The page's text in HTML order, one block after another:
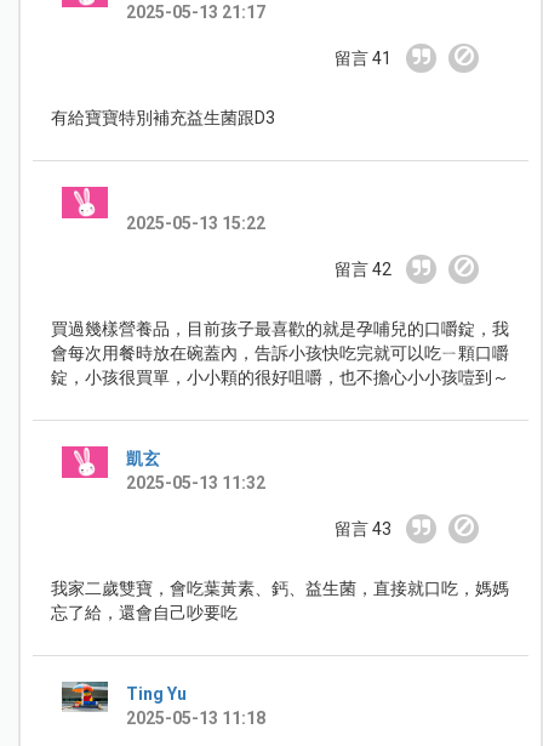
2025-05-13 21:17
留言 41
有給寶寶特別補充益生菌跟D3
2025-05-13 15:22
留言 42
買過幾樣營養品，目前孩子最喜歡的就是孕哺兒的口嚼錠，我
會每次用餐時放在碗蓋內，告訴小孩快吃完就可以吃ㄧ顆口嚼
錠，小孩很買單，小小顆的很好咀嚼，也不擔心小小孩噎到～
凱玄
2025-05-13 11:32
留言 43
我家二歲雙寶，會吃葉黃素、鈣、益生菌，直接就口吃，媽媽
忘了給，還會自己吵要吃
Ting Yu
2025-05-13 11:18